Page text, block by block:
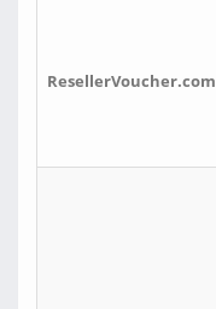
ResellerVoucher.com